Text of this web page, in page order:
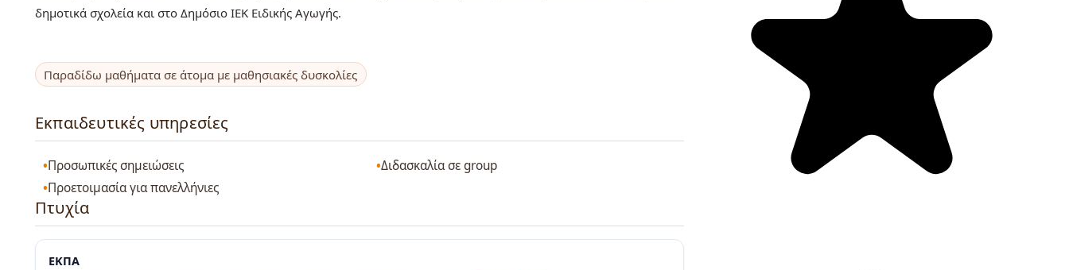
δημοτικά σχολεία και στο Δημόσιο ΙΕΚ Ειδικής Αγωγής.
Παραδίδω μαθήματα σε άτομα με μαθησιακές δυσκολίες
Εκπαιδευτικές υπηρεσίες
Προσωπικές σημειώσεις
Διδασκαλία σε group
Προετοιμασία για πανελλήνιες
Πτυχία
ΕΚΠΑ